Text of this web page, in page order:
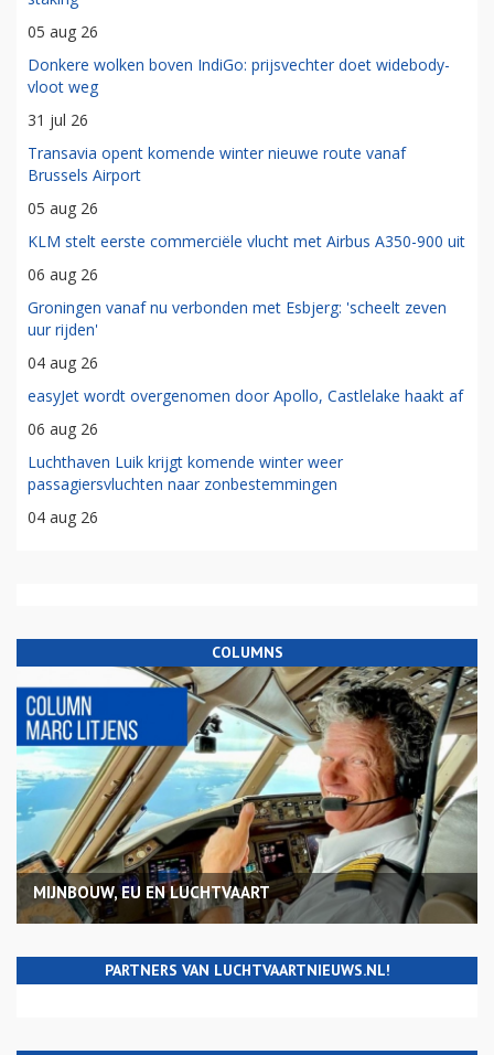
05 aug 26
Donkere wolken boven IndiGo: prijsvechter doet widebody-
vloot weg
31 jul 26
Transavia opent komende winter nieuwe route vanaf
Brussels Airport
05 aug 26
KLM stelt eerste commerciële vlucht met Airbus A350-900 uit
06 aug 26
Groningen vanaf nu verbonden met Esbjerg: 'scheelt zeven
uur rijden'
04 aug 26
easyJet wordt overgenomen door Apollo, Castlelake haakt af
06 aug 26
Luchthaven Luik krijgt komende winter weer
passagiersvluchten naar zonbestemmingen
04 aug 26
COLUMNS
MIJNBOUW, EU EN LUCHTVAART
PARTNERS VAN LUCHTVAARTNIEUWS.NL!